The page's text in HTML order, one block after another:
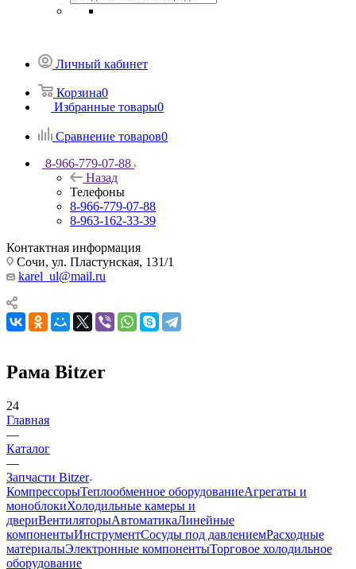
Личный кабинет
Корзина0
Избранные товары0
Сравнение товаров0
8-966-779-07-88
Назад
Телефоны
8-966-779-07-88
8-963-162-33-39
Контактная информация
Сочи, ул. Пластунская, 131/1
karel_ul@mail.ru
Рама Bitzer
24
Главная
—
Каталог
—
Запчасти Bitzer
КомпрессорыТеплообменное оборудованиеАгрегаты и
моноблокиХолодильные камеры и
двериВентиляторыАвтоматикаЛинейные
компонентыИнструментСосуды под давлениемРасходные
материалыЭлектронные компонентыТорговое холодильное
оборудование